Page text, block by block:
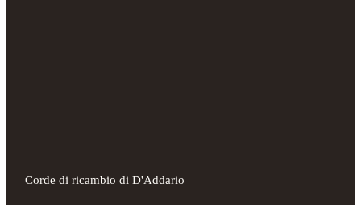
Corde di ricambio di D'Addario